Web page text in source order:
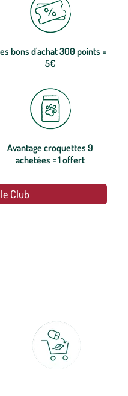
bons d'achat 300 points =
5€
Avantage croquettes 9
achetées = 1 offert
Club